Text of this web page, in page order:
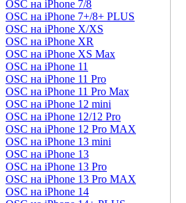
OSC на iPhone 7/8
OSC на iPhone 7+/8+ PLUS
OSC на iPhone X/XS
OSC на iPhone XR
OSC на iPhone XS Max
OSC на iPhone 11
OSC на iPhone 11 Pro
OSC на iPhone 11 Pro Max
OSC на iPhone 12 mini
OSC на iPhone 12/12 Pro
OSC на iPhone 12 Pro MAX
OSC на iPhone 13 mini
OSC на iPhone 13
OSC на iPhone 13 Pro
OSC на iPhone 13 Pro MAX
OSC на iPhone 14